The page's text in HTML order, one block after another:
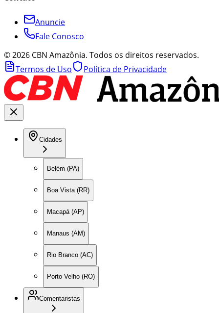
Anuncie
Fale Conosco
©2026 CBN Amazônia. Todos os direitos reservados.
Termos de Uso
Política de Privacidade
Cidades
Belém (PA)
Boa Vista (RR)
Macapá (AP)
Manaus (AM)
Rio Branco (AC)
Porto Velho (RO)
Comentaristas